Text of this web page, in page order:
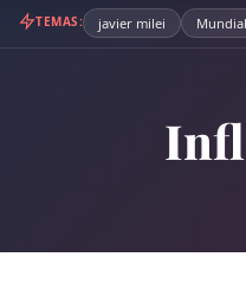
TEMAS: javier milei